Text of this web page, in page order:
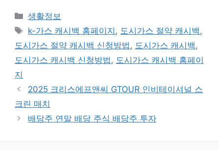
Categories
생활정보
Tags
k-가스 캐시백 홈페이지 , 도시가스 절약 캐시백 ,
도시가스 절약 캐시백 신청방법 , 도시가스 캐시백 ,
도시가스 캐시백 신청방법 , 도시가스 캐시백 홈페이
지
2025 크리스에프앤씨 GTOUR 인비테이셔널 스
크린 매치
배당주 연말 배당 주식 배당주 투자